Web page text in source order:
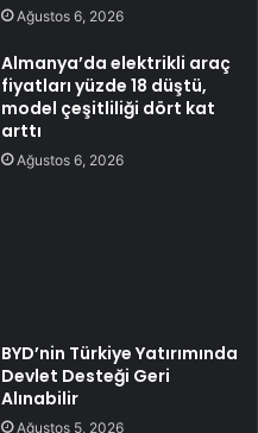
Ağustos 6, 2026
Almanya’da elektrikli araç
fiyatları yüzde 18 düştü,
model çeşitliliği dört kat
arttı
Ağustos 6, 2026
BYD’nin Türkiye Yatırımında
Devlet Desteği Geri
Alınabilir
Ağustos 5, 2026